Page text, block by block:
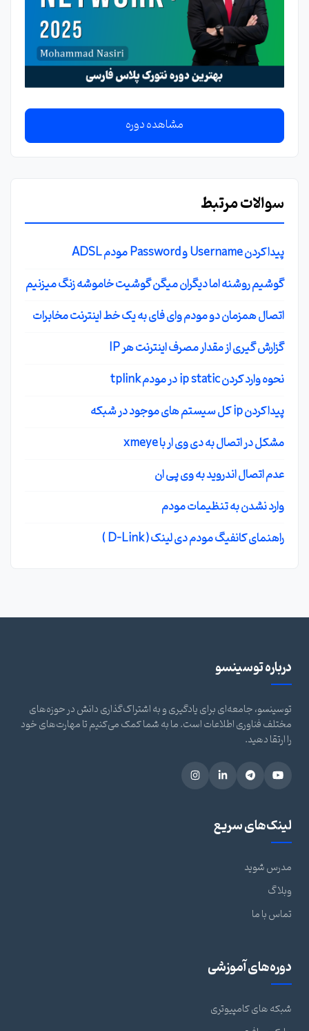
مشاهده دوره
سوالات مرتبط
پیدا کردن Username و Password مودم ADSL
گوشیم روشنه اما دیگران میگن گوشیت خاموشه زنگ میزنیم
اتصال همزمان دو مودم وای فای به یک خط اینترنت مخابرات
گزارش گیری از مقدار مصرف اینترنت هر IP
نحوه وارد کردن ip static در مودم tplink
پیدا کردن ip کل سیستم های موجود در شبکه
مشکل در اتصال به دی وی ار با xmeye
عدم اتصال اندروید به وی پی ان
وارد نشدن به تنظیمات مودم
راهنمای کانفیگ مودم دی لینک ( D-Link )
درباره توسینسو
توسینسو، جامعه‌ای برای یادگیری و به اشتراک‌گذاری دانش در حوزه‌های
مختلف فناوری اطلاعات است. ما به شما کمک می‌کنیم تا مهارت‌های خود
را ارتقا دهید.
لینک‌های سریع
مدرس شوید
وبلاگ
تماس با ما
دوره‌های آموزشی
شبکه های کامپیوتری